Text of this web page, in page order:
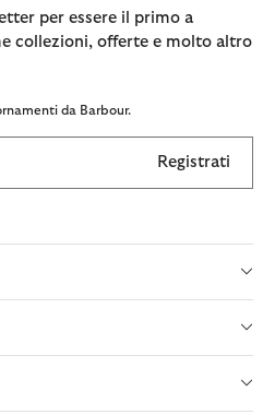
per essere il primo a
collezioni, offerte e molto altro
da Barbour.
Registrati